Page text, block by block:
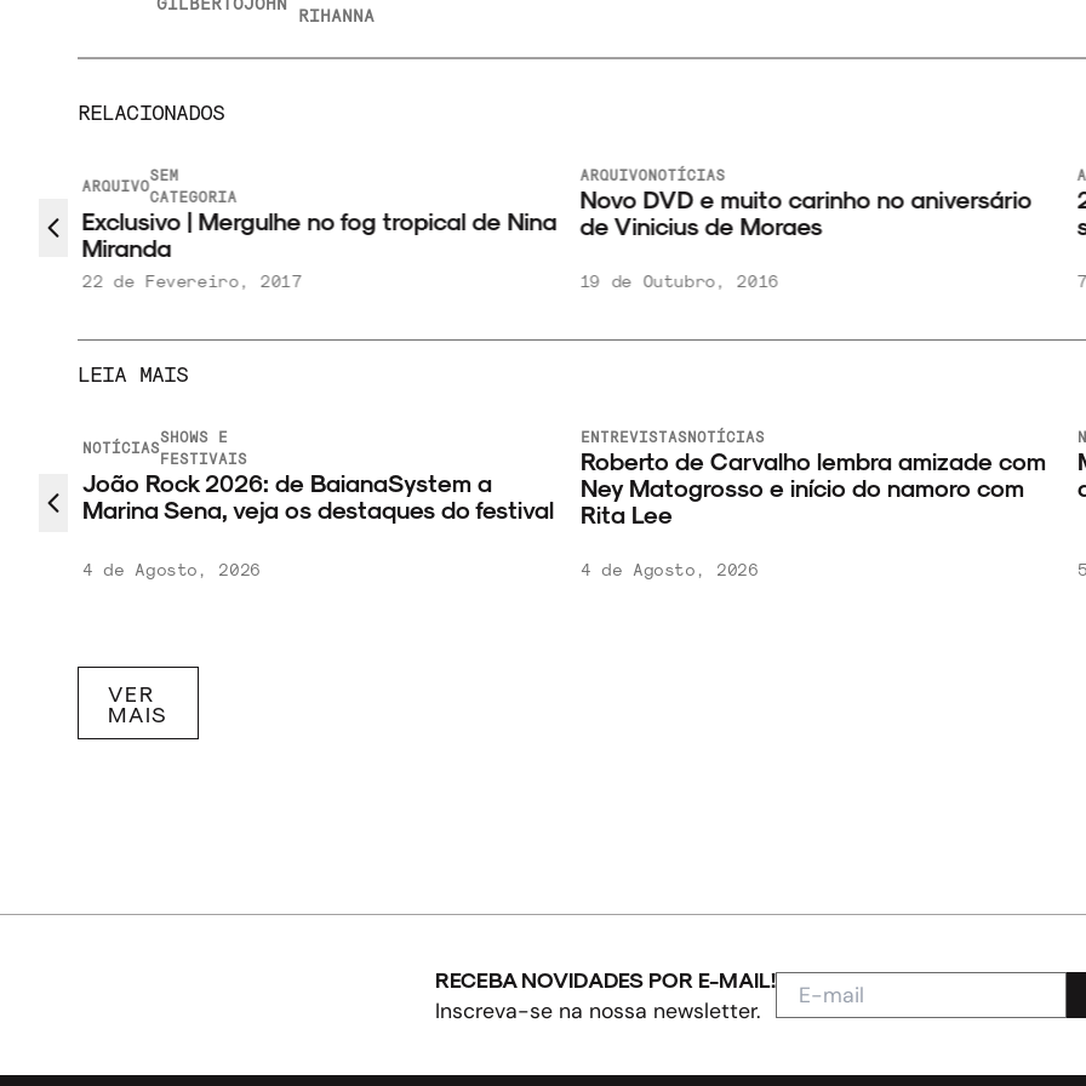
RIHANNA
RELACIONADOS
ARQUIVO
SEM
CATEGORIA
Exclusivo | Mergulhe no fog tropical de Nina
Miranda
22 de Fevereiro, 2017
ARQUIVONOTÍCIAS
Novo DVD e muito carinho no aniversário
de Vinicius de Moraes
19 de Outubro, 2016
LEIA MAIS
NOTÍCIAS
SHOWS E
FESTIVAIS
João Rock 2026: de BaianaSystem a
Marina Sena, veja os destaques do festival
4 de Agosto, 2026
ENTREVISTASNOTÍCIAS
Roberto de Carvalho lembra amizade com
Ney Matogrosso e início do namoro com
Rita Lee
4 de Agosto, 2026
VER
MAIS
RECEBA NOVIDADES POR E-MAIL!
Inscreva-se na nossa newsletter.